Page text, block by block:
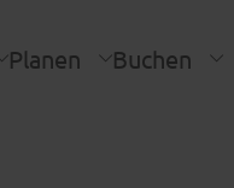
Planen Buchen